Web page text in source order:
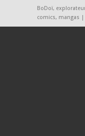
BoDoï,
comics, mangas |